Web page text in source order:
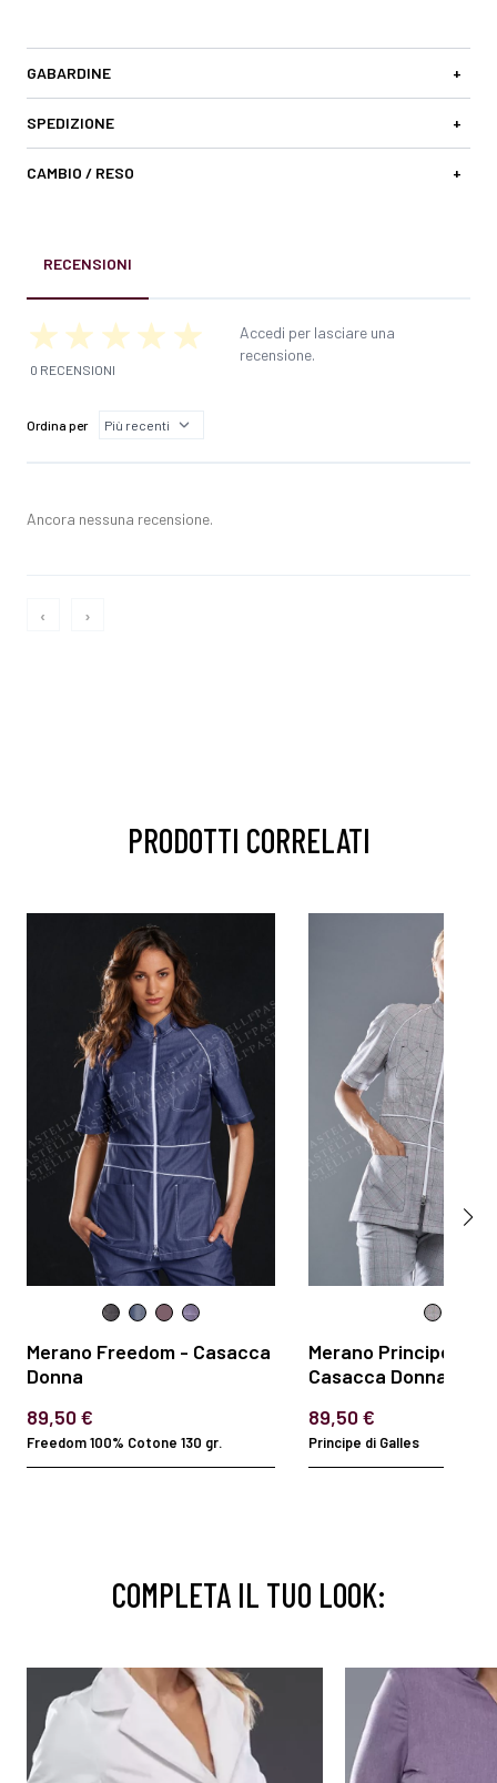
GABARDINE +
SPEDIZIONE +
CAMBIO / RESO +
RECENSIONI
0 RECENSIONI
Accedi per lasciare una
recensione.
Ordina per
Ancora nessuna recensione.
‹ ›
PRODOTTI CORRELATI
Merano Freedom - Casacca
Donna
89,50 €
Freedom 100% Cotone 130 gr.
Merano Principe di
Casacca Donna
89,50 €
Principe di Galles
COMPLETA IL TUO LOOK: